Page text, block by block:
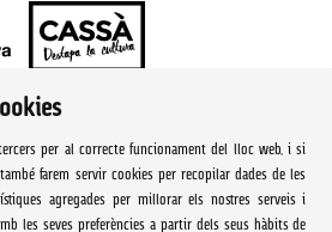
la Selva | Àrea de cultura
107
460 005
per al correcte funcionament del lloc web, i si
farem servir cookies per recopilar dades de les
agregades per millorar els nostres serveis i
les seves preferències a partir dels seus hàbits de